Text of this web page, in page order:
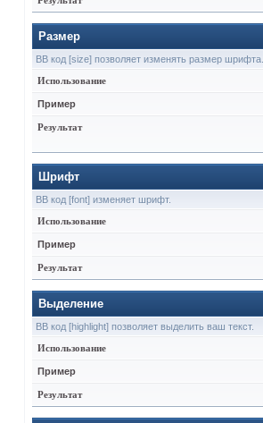
Размер
BB код [size] позволяет изменять размер шрифта.
Использование
Пример
Результат
Шрифт
BB код [font] изменяет шрифт.
Использование
Пример
Результат
Выделение
BB код [highlight] позволяет выделить ваш текст.
Использование
Пример
Результат